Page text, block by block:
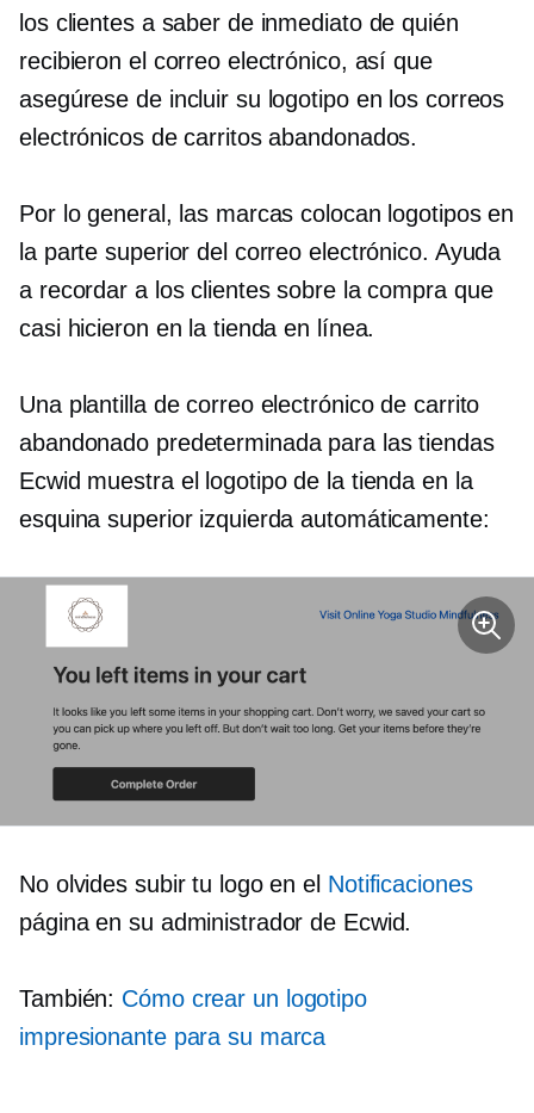
los clientes a saber de inmediato de quién
recibieron el correo electrónico, así que
asegúrese de incluir su logotipo en los correos
electrónicos de carritos abandonados.
Por lo general, las marcas colocan logotipos en
la parte superior del correo electrónico. Ayuda
a recordar a los clientes sobre la compra que
casi hicieron en la tienda en línea.
Una plantilla de correo electrónico de carrito
abandonado predeterminada para las tiendas
Ecwid muestra el logotipo de la tienda en la
esquina superior izquierda automáticamente:
No olvides subir tu logo en el Notificaciones
página en su administrador de Ecwid.
También: Cómo crear un logotipo
impresionante para su marca